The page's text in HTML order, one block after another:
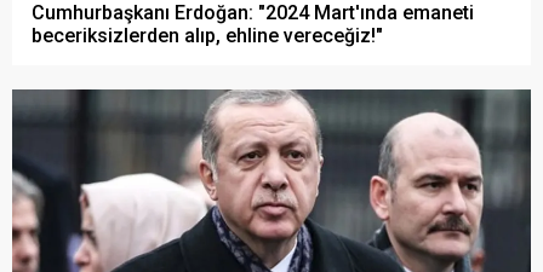
Cumhurbaşkanı Erdoğan: "2024 Mart'ında emaneti
beceriksizlerden alıp, ehline vereceğiz!"